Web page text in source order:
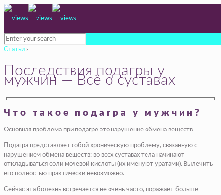
Статьи ›
Последствия подагры у
мужчин — Всё о суставах
Что такое подагра у мужчин?
Основная проблема при подагре это нарушение обмена веществ
Подагра представляет собой хроническую проблему, связанную с
нарушением обмена веществ: во всех суставах тела начинают
откладываться соли мочевой кислоты (их именуют уратами). Вылечить
его полностью практически невозможно.
Сейчас эта болезнь встречается не очень часто, поражает больше